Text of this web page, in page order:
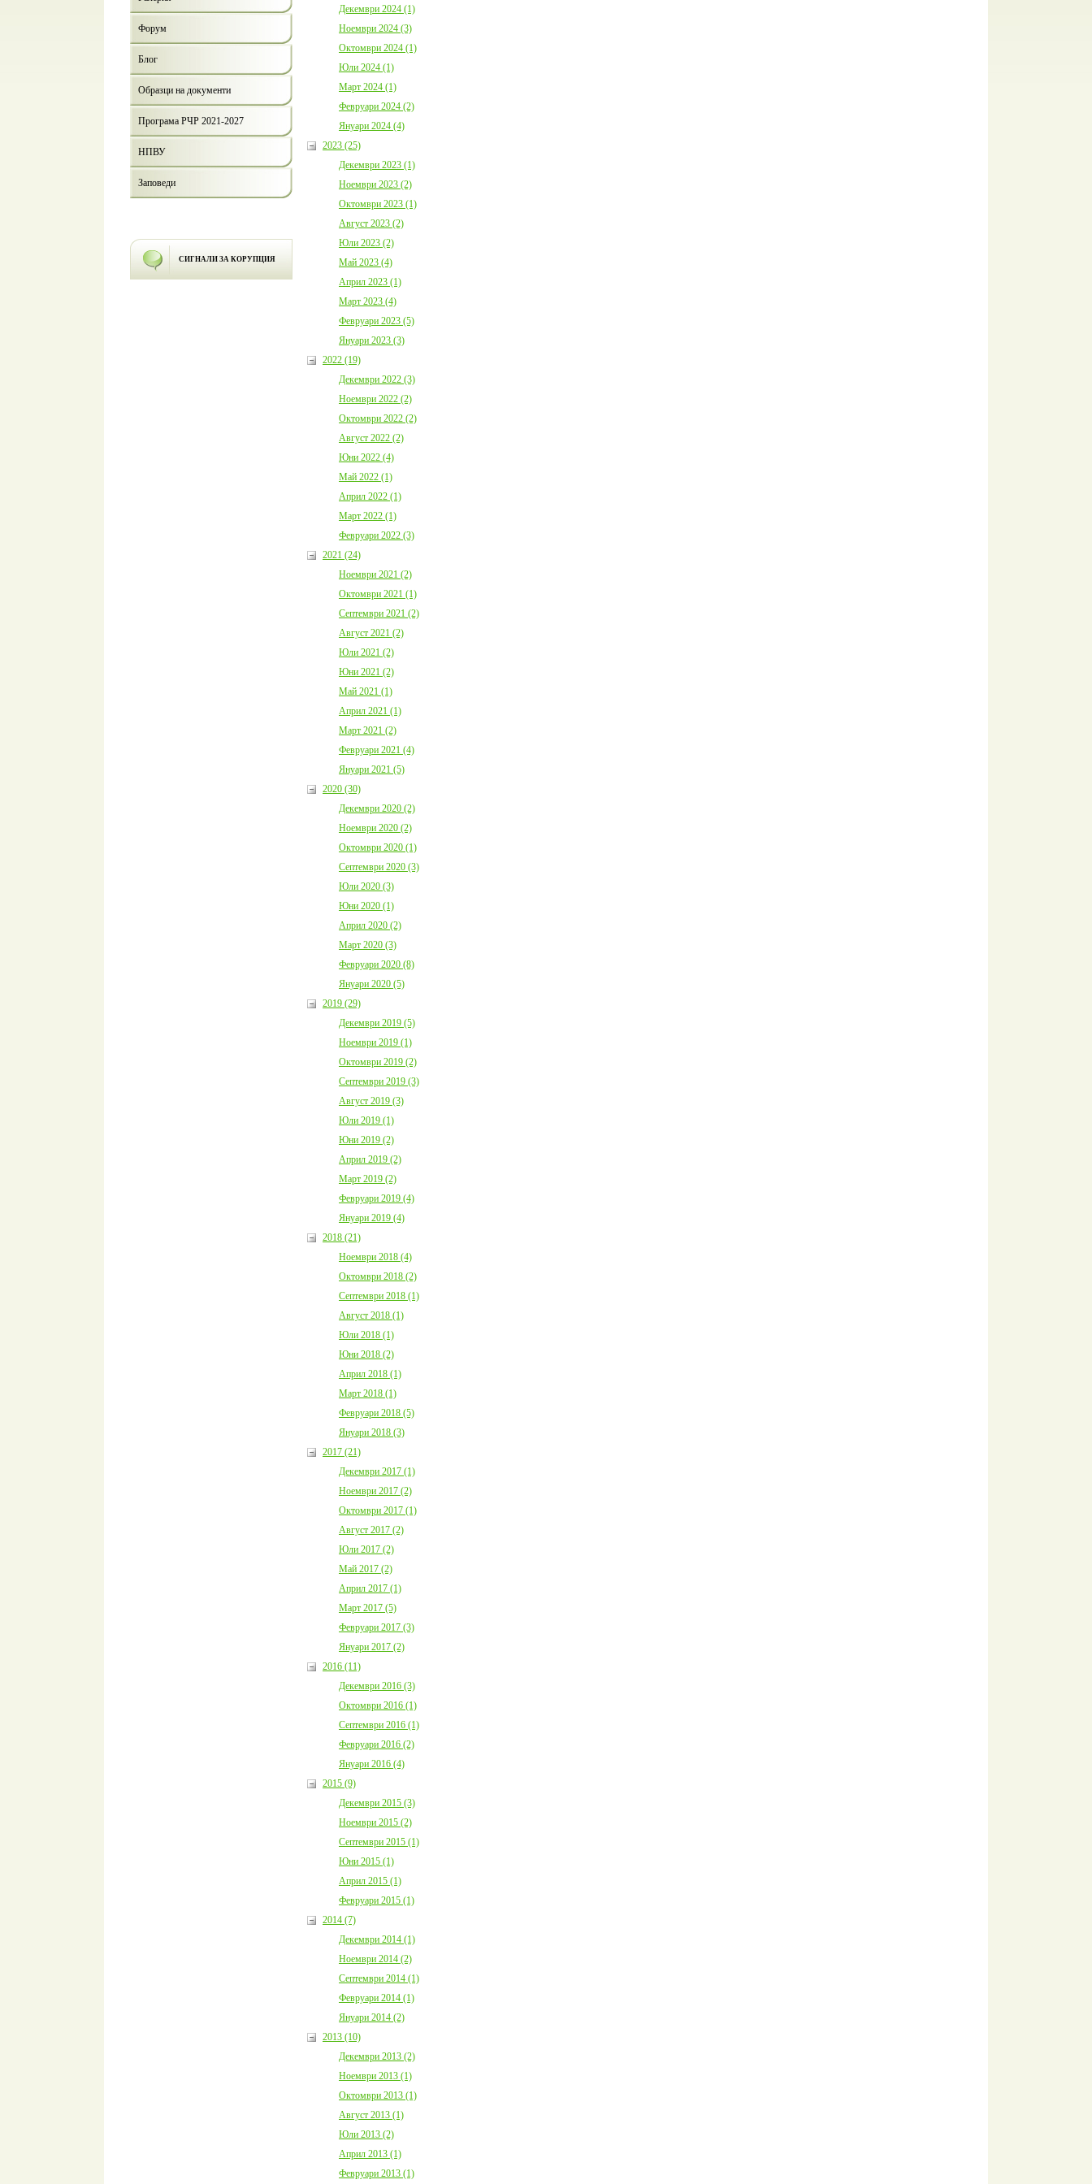
Форум
Блог
Образци на документи
Програма РЧР 2021-2027
НПВУ
Заповеди
СИГНАЛИ ЗА КОРУПЦИЯ
Декември 2024 (1)
Ноември 2024 (3)
Октомври 2024 (1)
Юли 2024 (1)
Март 2024 (1)
Февруари 2024 (2)
Януари 2024 (4)
2023 (25)
Декември 2023 (1)
Ноември 2023 (2)
Октомври 2023 (1)
Август 2023 (2)
Юли 2023 (2)
Май 2023 (4)
Април 2023 (1)
Март 2023 (4)
Февруари 2023 (5)
Януари 2023 (3)
2022 (19)
Декември 2022 (3)
Ноември 2022 (2)
Октомври 2022 (2)
Август 2022 (2)
Юни 2022 (4)
Май 2022 (1)
Април 2022 (1)
Март 2022 (1)
Февруари 2022 (3)
2021 (24)
Ноември 2021 (2)
Октомври 2021 (1)
Септември 2021 (2)
Август 2021 (2)
Юли 2021 (2)
Юни 2021 (2)
Май 2021 (1)
Април 2021 (1)
Март 2021 (2)
Февруари 2021 (4)
Януари 2021 (5)
2020 (30)
Декември 2020 (2)
Ноември 2020 (2)
Октомври 2020 (1)
Септември 2020 (3)
Юли 2020 (3)
Юни 2020 (1)
Април 2020 (2)
Март 2020 (3)
Февруари 2020 (8)
Януари 2020 (5)
2019 (29)
Декември 2019 (5)
Ноември 2019 (1)
Октомври 2019 (2)
Септември 2019 (3)
Август 2019 (3)
Юли 2019 (1)
Юни 2019 (2)
Април 2019 (2)
Март 2019 (2)
Февруари 2019 (4)
Януари 2019 (4)
2018 (21)
Ноември 2018 (4)
Октомври 2018 (2)
Септември 2018 (1)
Август 2018 (1)
Юли 2018 (1)
Юни 2018 (2)
Април 2018 (1)
Март 2018 (1)
Февруари 2018 (5)
Януари 2018 (3)
2017 (21)
Декември 2017 (1)
Ноември 2017 (2)
Октомври 2017 (1)
Август 2017 (2)
Юли 2017 (2)
Май 2017 (2)
Април 2017 (1)
Март 2017 (5)
Февруари 2017 (3)
Януари 2017 (2)
2016 (11)
Декември 2016 (3)
Октомври 2016 (1)
Септември 2016 (1)
Февруари 2016 (2)
Януари 2016 (4)
2015 (9)
Декември 2015 (3)
Ноември 2015 (2)
Септември 2015 (1)
Юни 2015 (1)
Април 2015 (1)
Февруари 2015 (1)
2014 (7)
Декември 2014 (1)
Ноември 2014 (2)
Септември 2014 (1)
Февруари 2014 (1)
Януари 2014 (2)
2013 (10)
Декември 2013 (2)
Ноември 2013 (1)
Октомври 2013 (1)
Август 2013 (1)
Юли 2013 (2)
Април 2013 (1)
Февруари 2013 (1)